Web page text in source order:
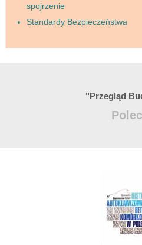
spojrzenie
Standardy Bezpieczeństwa
"Przegląd